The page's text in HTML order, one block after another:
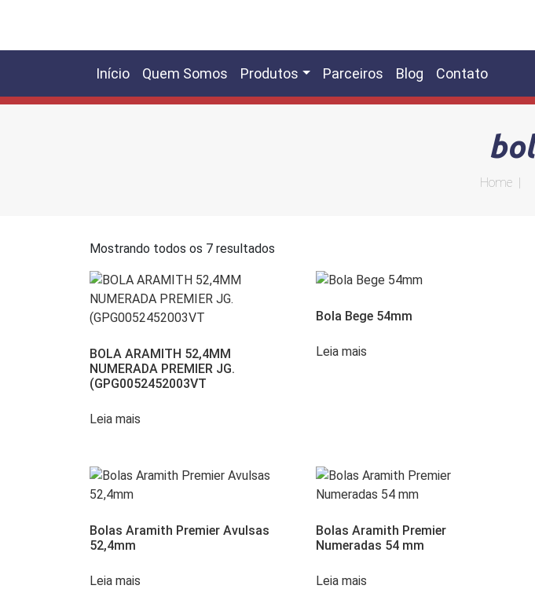
Início Quem Somos Produtos Parceiros Blog Contato
Home| |
Mostrando todos os 7 resultados
BOLA ARAMITH 52,4MM
NUMERADA PREMIER JG.
(GPG0052452003VT
Leia mais
Bola Bege 54mm
Leia mais
Bolas Aramith Premier Avulsas
52,4mm
Leia mais
Bolas Aramith Premier
Numeradas 54 mm
Leia mais